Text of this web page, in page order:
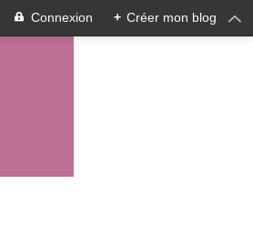
Connexion + Créer mon blog